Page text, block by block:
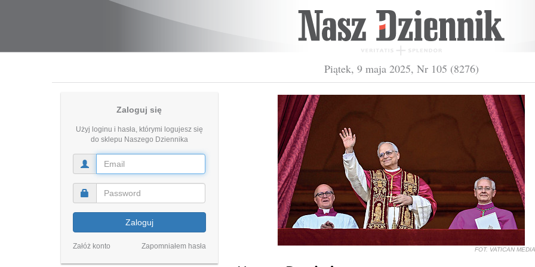
Piątek, 9 maja 2025, Nr 105 (8276)
Zaloguj się
Użyj loginu i hasła, którymi logujesz się
do sklepu Naszego Dziennika
Zaloguj
Załóż konto Zapomniałem hasła FOT. VATICAN MEDIA